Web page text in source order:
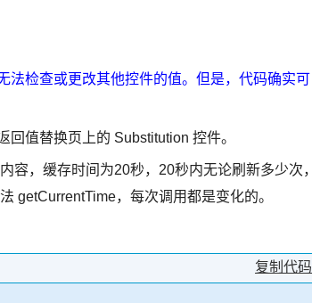
法检查或更改其他控件的值。但是，代码确实可
值替换页上的 Substitution 控件。
容，缓存时间为20秒，20秒内无论刷新多少次，
getCurrentTime，每次调用都是变化的。
复制代码